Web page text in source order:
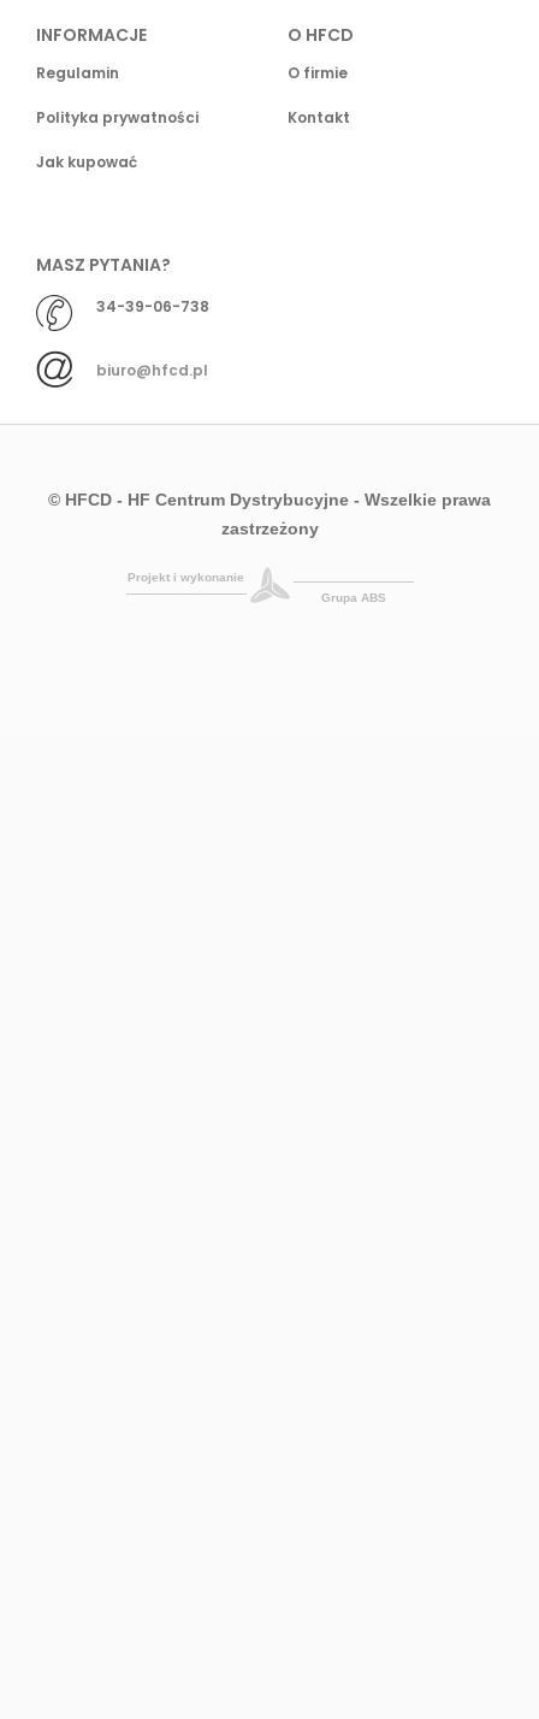
INFORMACJE
Regulamin
Polityka prywatności
Jak kupować
O HFCD
O firmie
Kontakt
MASZ PYTANIA?
34-39-06-738
biuro@hfcd.pl
© HFCD - HF Centrum Dystrybucyjne - Wszelkie prawa
zastrzeżony
Projekt i wykonanie
Grupa ABS